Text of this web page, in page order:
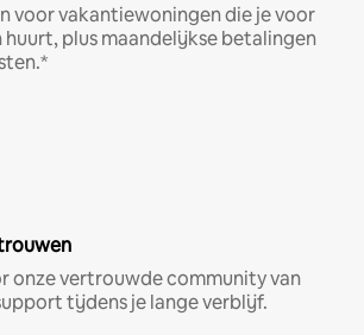
voor vakantiewoningen die je voor
plus maandelijkse betalingen
onze vertrouwde community van
tijdens je lange verblijf.